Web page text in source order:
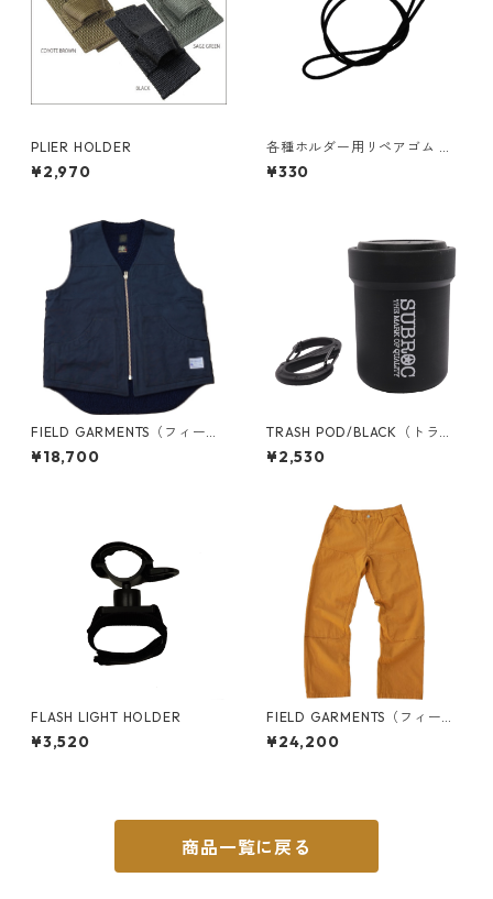
PLIER HOLDER
¥2,970
各種ホルダー用リペアゴム （6
9Cm/BLACK）（No,2873）
¥330
FIELD GARMENTS（フィール
ド ガーメンツ）/ VEST（ベス
ト）/NAVY（ネイビー）
¥18,700
TRASH POD/BLACK（トラッ
シュ ポッド）[2870]
¥2,530
FLASH LIGHT HOLDER
¥3,520
FIELD GARMENTS（フィール
ド ガーメンツ）/ PANTS（パ
ンツ）/CAMEL（キャメル）
¥24,200
商品一覧に戻る